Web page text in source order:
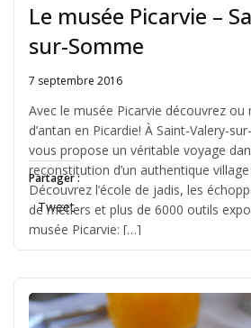
Le musée Picarvie –
sur-Somme
Written
Jérémie
7 septembre 2016
Avec le musée Picarvie découvrez ou
d’antan en Picardie! À Saint-Valery-
vous propose un véritable voyage
reconstitution d’un authentique
Découvrez l’école de jadis, les
de métiers et plus de 6000 outils
musée Picarvie: […]
Partager :
Tweet